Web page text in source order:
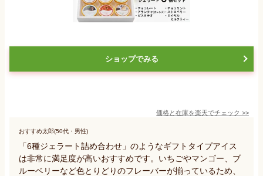
ショップでみる
価格と在庫を楽天でチェック >>
おすすめ太郎(50代・男性)
「6種ジェラート詰め合わせ」のようなギフトタイプアイス
は非常に満足度が高いおすすめです。いちごやマンゴー、ブ
ルーベリーなど色とりどりのフレーバーが揃っているため、